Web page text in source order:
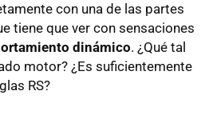
con una de las partes
tiene que ver con sensaciones
dinámico. ¿Qué tal
motor? ¿Es suficientemente
RS?